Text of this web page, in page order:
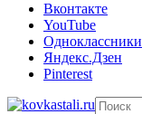
Вконтакте
YouTube
Одноклассники
Яндекс.Дзен
Pinterest